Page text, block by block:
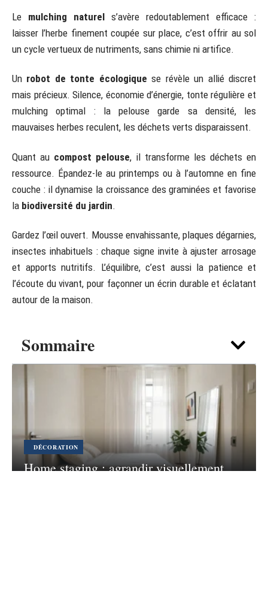
Sommaire
DÉCORATION
Home staging : agrandir visuellement
Le mulching naturel s’avère redoutablement efficace :
laisser l’herbe finement coupée sur place, c’est offrir au sol
un cycle vertueux de nutriments, sans chimie ni artifice.
Un robot de tonte écologique se révèle un allié discret
mais précieux. Silence, économie d’énergie, tonte régulière et
mulching optimal : la pelouse garde sa densité, les
mauvaises herbes reculent, les déchets verts disparaissent.
Quant au compost pelouse, il transforme les déchets en
ressource. Épandez-le au printemps ou à l’automne en fine
couche : il dynamise la croissance des graminées et favorise
la biodiversité du jardin.
Gardez l’œil ouvert. Mousse envahissante, plaques dégarnies,
insectes inhabituels : chaque signe invite à ajuster arrosage
et apports nutritifs. L’équilibre, c’est aussi la patience et
l’écoute du vivant, pour façonner un écrin durable et éclatant
autour de la maison.